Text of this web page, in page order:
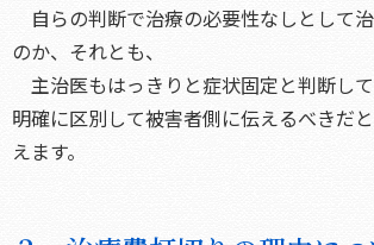
自らの判断で治療の必要性なしとして
のか、それとも、
主治医もはっきりと症状固定と判断して
明確に区別して被害者側に伝えるべきだ
えます。